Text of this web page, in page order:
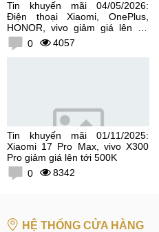
Tin khuyến mãi 04/05/2026:
Điện thoại Xiaomi, OnePlus,
HONOR, vivo giảm giá lên tới
300K0 4057
Tin khuyến mãi 01/11/2025:
Xiaomi 17 Pro Max, vivo X300
Pro giảm giá lên tới 500K
0
8342
HỆ THỐNG CỬA HÀNG